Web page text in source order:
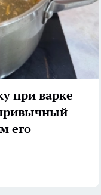
при варке
его